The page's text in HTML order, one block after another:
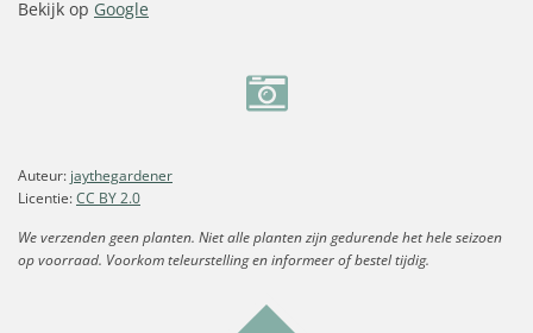
Bekijk op Google
Auteur: jaythegardener
Licentie: CC BY 2.0
We verzenden geen planten. Niet alle planten zijn gedurende het hele seizoen
op voorraad. Voorkom teleurstelling en informeer of bestel tijdig.